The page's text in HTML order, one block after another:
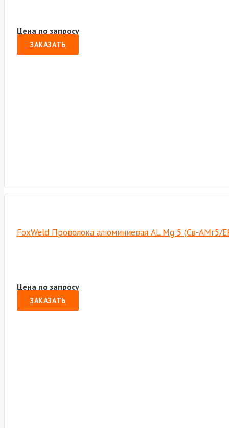
Цена по запросу
ЗАКАЗАТЬ
FoxWeld Проволока алюминиевая AL Mg 5 (Св-АМг5/
Цена по запросу
ЗАКАЗАТЬ